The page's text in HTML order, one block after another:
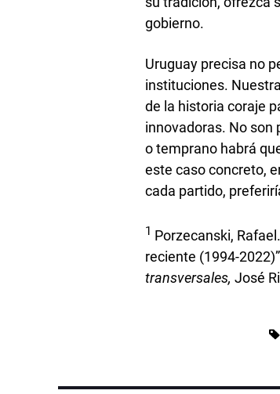
gobierno.
Uruguay precisa no
instituciones.
de la historia coraje
innovadoras. No son
o temprano habrá
este caso concreto,
cada partido,
1 Porzecanski,
reciente (1994-
transversales, José